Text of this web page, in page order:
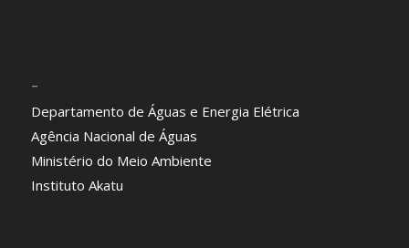
–
Departamento de Águas e Energia Elétrica
Agência Nacional de Águas
Ministério do Meio Ambiente
Instituto Akatu